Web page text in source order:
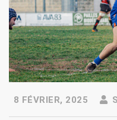
8 FÉVRIER, 2025